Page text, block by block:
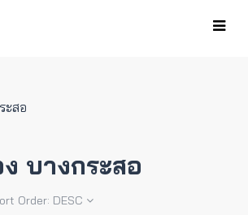
ะสอ
บางกระสอ
Order: DESC